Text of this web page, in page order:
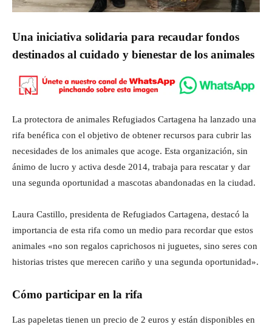
Una iniciativa solidaria para recaudar fondos
destinados al cuidado y bienestar de los animales
La protectora de animales Refugiados Cartagena ha lanzado una
rifa benéfica con el objetivo de obtener recursos para cubrir las
necesidades de los animales que acoge. Esta organización, sin
ánimo de lucro y activa desde 2014, trabaja para rescatar y dar
una segunda oportunidad a mascotas abandonadas en la ciudad.
Laura Castillo, presidenta de Refugiados Cartagena, destacó la
importancia de esta rifa como un medio para recordar que estos
animales «no son regalos caprichosos ni juguetes, sino seres con
historias tristes que merecen cariño y una segunda oportunidad».
Cómo participar en la rifa
Las papeletas tienen un precio de 2 euros y están disponibles en